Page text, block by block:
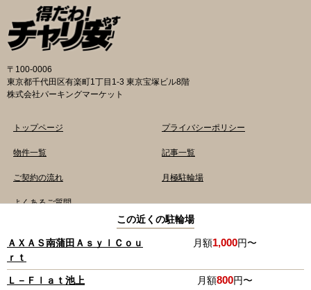
この近くの駐輪場
ＡＸＡＳ南蒲田ＡｓｙｌＣｏｕ
ｒｔ
月額1,000円〜
Ｌ－Ｆｌａｔ池上 月額800円〜
線、都営新宿・三田線神保町駅から徒歩7分 大
手町高架下自転車保管場所 住所 千代田区大手町
二丁目4番 電話 050-2018-6466（千代田区自転
車対策コールセンター） 最寄駅 東京メトロ半蔵
線大手町駅B3出口 返還の際に必要な書類 返還
料 2,000円 自転車の鍵 身分証明証 千代田区HP
保管場所 住所 新宿区内藤町11番地 ※都立新
3896 最寄駅 東京メトロ丸ノ内線新宿三丁目駅
から徒歩6分 JR新宿駅から徒歩8分 西新宿自転
申請期間内に利用登録申請書（PDF：
1,396KB） と必要書類を環境まちづくり総務課
あてに郵送（申請期間消印有効）または、期間
内に環境まちづくり総務課（区役所5階5B窓
さい（郵送先・各出張所の受付時間）。電話・
ファクス・メールでは申請できません。 利用料
生活保護受給者免除（詳しくはお問い合わせく
3,000円（区内、区外在住を問わず） 定期利用
細は各駐輪場または管理会社にお問い合わせく
千代田区HPはこちら 新宿区の自転車駐輪場 利
用方法 利用登録申請書の提出 利用申請書（申請
せます）を各申請窓口、交通対策課自転車対策
係（本庁舎7階）・特別出張所に直接お持ちくだ
〒100-0006
東京都千代田区有楽町1丁目1-3 東京宝塚ビル8階
株式会社パーキングマーケット
トップページ
物件一覧
ご契約の流れ
よくあるご質問
プライバシーポリシー
記事一覧
月極駐輪場
copyright© 2020 Parking Market.,ltd. All Rights Reserved.
TOP